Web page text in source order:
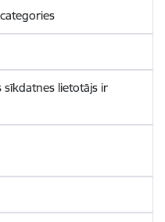
sīkdatnes lietotājs ir